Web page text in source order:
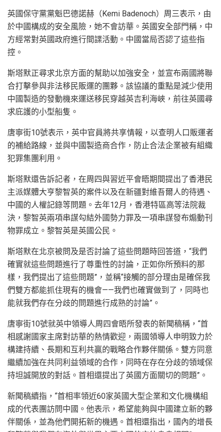
英國保守黨黨魁巴德諾赫（Kemi Badenoch）周三表示，由
於中國構成的安全風險，她不會訪華。英國安全部門稱，中
方經常對英國政府進行間諜活動。中國當局否認了這些指
控。
斯塔默正尋求北京方面的幫助以加強安全，並宣布兩國將聯
合打擊參與非法移民販運的團夥。該協議的重點是減少使用
中國製造的發動機來運送移民穿越英吉利海峽，前往英國尋
求庇護的小型船隻。
唐寧街10號表示，英中官員將共享情報，以查明人口販運者
的補給路線，並與中國製造商合作，防止合法企業被有組織
犯罪集團利用。
斯塔默還告訴記者，在周四與習近平會晤期間提出了香港民
主派媒體大亨黎智英的案件以及在新疆對維吾爾人的待遇、
中國的人權記錄等問題。去年12月，香港特區高等法院裁
決，黎智英兩項串謀勾結外國勢力罪及一項串謀發布煽動刊
物罪成立。黎智英是英國公民。
斯塔默在北京被問及是否討論了這些問題時回答道，“我們
確實就這些問題進行了尊重性的討論，正如你所預料的那
樣，我們提出了這些問題”，並稱“接觸的部分理由是確保我
們雙方都能抓住現有的機會——我們也確實做到了，同時也
能就我們存在分歧的問題進行成熟的討論”。
唐寧街10號就英中領導人周四會晤所發表的新聞稿稱，“首
相感謝國家主席對訪華的熱情歡迎，兩國領導人申明致力於
構建持續、長期和互利共贏的戰略合作夥伴關係。雙方同意
繼續加強在共同利益領域的合作，同時在存在分歧的領域保
持坦誠開放的對話。首相還提出了英國方面關切的問題”。
新聞稿續指，“首相率領近60家英國大型企業和文化機構組
成的代表團訪問中國。他表示，希望能夠與中國建立新的夥
伴關係，並為他們開拓新的機遇。首相還指出，國內的增長